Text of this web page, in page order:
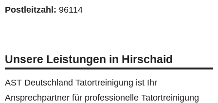
Postleitzahl: 96114
Unsere Leistungen in Hirschaid
AST Deutschland Tatortreinigung ist Ihr
Ansprechpartner für professionelle Tatortreinigung